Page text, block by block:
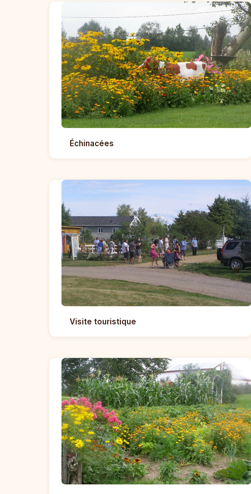
Échinacées
Visite touristique